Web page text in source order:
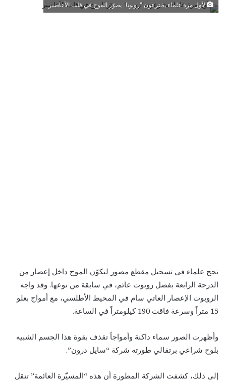
لأول مرة علماء يخترعون "روبوتا" يصوّر الموج في قلب الأعاصير
نجح علماء في تسجيل مقطع مصور لتكوّن الموج داخل إعصار من
الدرجة الرابعة بفضل روبوت عائم، في سابقة من نوعها. وقد واجه
الروبوت الإعصار العاتي سام في المحيط الأطلسي، مع أمواج بعلو
15 متراً وسرعة فاقت 190 كيلومتراً في الساعة.
وأظهرت الصور سماء داكنة وأمواجاً تقذف بقوة هذا الجسم الشبيه
بلوح شراعي برتقالي طورته شركة “سايل درون”.
إلى ذلك، كشفت الشركة المطورة أن هذه “المسيّرة العائمة” تنقل